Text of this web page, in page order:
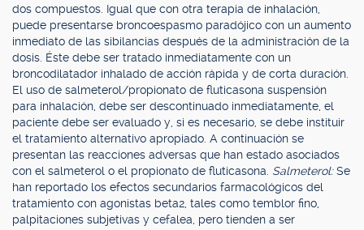
dos compuestos. Igual que con otra terapia de inhalación,
puede presentarse broncoespasmo paradójico con un aumento
inmediato de las sibilancias después de la administración de la
dosis. Éste debe ser tratado inmediatamente con un
broncodilatador inhalado de acción rápida y de corta duración.
El uso de salmeterol/propionato de fluticasona suspensión
para inhalación, debe ser descontinuado inmediatamente, el
paciente debe ser evaluado y, si es necesario, se debe instituir
el tratamiento alternativo apropiado. A continuación se
presentan las reacciones adversas que han estado asociados
con el salmeterol o el propionato de fluticasona. Salmeterol:Se
han reportado los efectos secundarios farmacológicos del
tratamiento con agonistas beta2, tales como temblor fino,
palpitaciones subjetivas y cefalea, pero tienden a ser